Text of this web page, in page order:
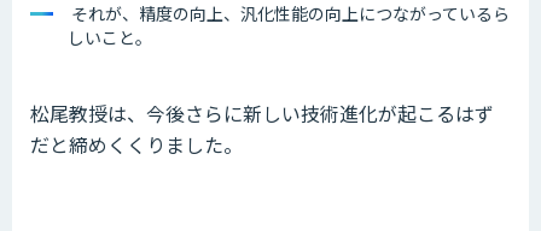
それが、精度の向上、汎化性能の向上につながっているら
しいこと。
松尾教授は、今後さらに新しい技術進化が起こるはず
だと締めくくりました。